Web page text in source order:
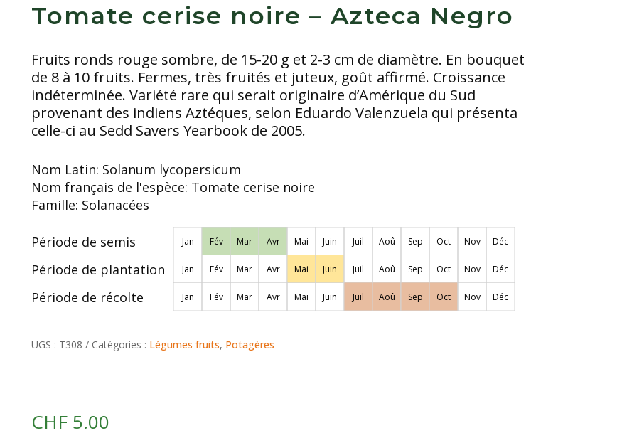
Tomate cerise noire – Azteca Negro
Fruits ronds rouge sombre, de 15-20 g et 2-3 cm de diamètre. En bouquet
de 8 à 10 fruits. Fermes, très fruités et juteux, goût affirmé. Croissance
indéterminée. Variété rare qui serait originaire d’Amérique du Sud
provenant des indiens Aztéques, selon Eduardo Valenzuela qui présenta
celle-ci au Sedd Savers Yearbook de 2005.
Nom Latin: Solanum lycopersicum
Nom français de l'espèce: Tomate cerise noire
Famille: Solanacées
Période de semis Jan Fév Mar Avr Mai Juin Juil Aoû Sep Oct Nov Déc
Période de plantation Jan Fév Mar Avr Mai Juin Juil Aoû Sep Oct Nov Déc
Période de récolte Jan Fév Mar Avr Mai Juin Juil Aoû Sep Oct Nov Déc
UGS : T308 Catégories : Légumes fruits, Potagères
CHF5.00